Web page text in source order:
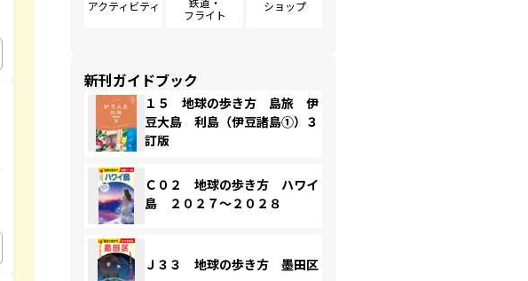
アクティビティ
フライト
ショップ
新刊ガイドブック
１５ 地球の歩き方 島旅 伊
豆大島 利島（伊豆諸島①）３
訂版
Ｃ０２ 地球の歩き方 ハワイ
島 ２０２７～２０２８
Ｊ３３ 地球の歩き方 墨田区